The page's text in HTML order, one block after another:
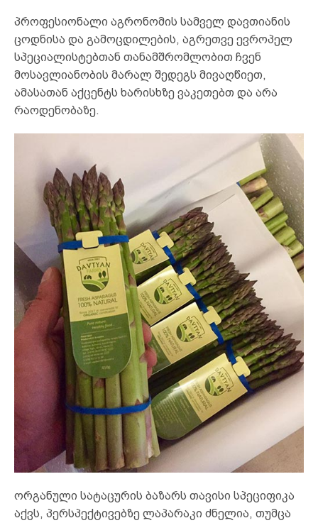
პროფესიონალი აგრონომის სამველ დავთიანის
ცოდნისა და გამოცდილების, აგრეთვე ევროპელ
სპეციალისტებთან თანამშრომლობით ჩვენ
მოსავლიანობის მარალ შედეგს მივაღწიეთ,
ამასათან აქცენტს ხარისხზე ვაკეთებთ და არა
რაოდენობაზე.
ორგანული სატაცურის ბაზარს თავისი სპეციფიკა
აქვს, პერსპექტივებზე ლაპარაკი ძნელია, თუმცა